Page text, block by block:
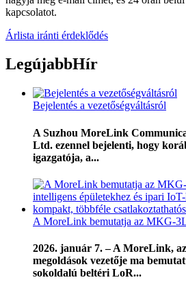
kapcsolatot.
Árlista iránti érdeklődés
LegújabbHír
Bejelentés a vezetőségváltásról
A Suzhou MoreLink
Ltd. ezennel bejelenti, hogy
igazgatója, a...
A MoreLink bemutatja az MKG-
2026. január 7. – A MoreLink,
megoldások vezetője ma
sokoldalú beltéri LoR...